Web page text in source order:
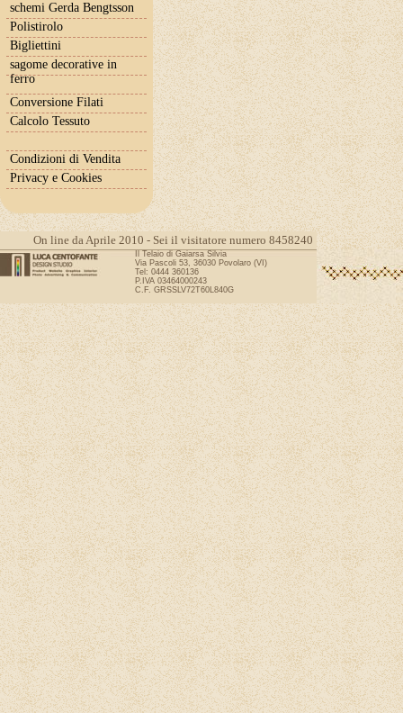
schemi Gerda Bengtsson
Polistirolo
Bigliettini
sagome decorative in
ferro
Conversione Filati
Calcolo Tessuto
Condizioni di Vendita
Privacy e Cookies
On line da Aprile 2010 - Sei il visitatore numero 8458240
Il Telaio di Gaiarsa Silvia
Via Pascoli 53, 36030 Povolaro (VI)
Tel: 0444 360136
P.IVA 03464000243
C.F. GRSSLV72T60L840G